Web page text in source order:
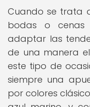
Cuando se trata
bodas o
adaptar las
de una manera
este tipo de
siempre una
por colores